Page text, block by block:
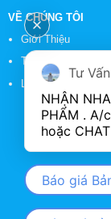
VỀ CHÚNG TÔI
Giới Thiệu
Tin Tức
Liên Hệ
Tư
NHẬN
PHẨM . A/
Báo giá